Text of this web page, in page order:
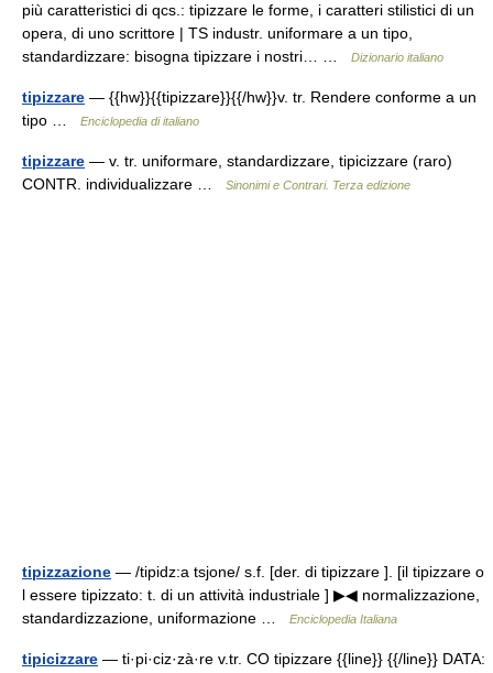
più caratteristici di qcs.: tipizzare le forme, i caratteri stilistici di un
opera, di uno scrittore | TS industr. uniformare a un tipo,
standardizzare: bisogna tipizzare i nostri… …
Dizionario italiano
tipizzare — {{hw}}{{tipizzare}}{{/hw}}v. tr. Rendere conforme a un
tipo …
Enciclopedia di italiano
tipizzare — v. tr. uniformare, standardizzare, tipicizzare (raro)
CONTR. individualizzare …
Sinonimi e Contrari. Terza edizione
tipizzazione — /tipidz:a tsjone/ s.f. [der. di tipizzare ]. [il tipizzare o
l essere tipizzato: t. di un attività industriale ] ▶◀ normalizzazione,
standardizzazione, uniformazione …
Enciclopedia Italiana
tipicizzare — ti·pi·ciz·zà·re v.tr. CO tipizzare {{line}} {{/line}} DATA: